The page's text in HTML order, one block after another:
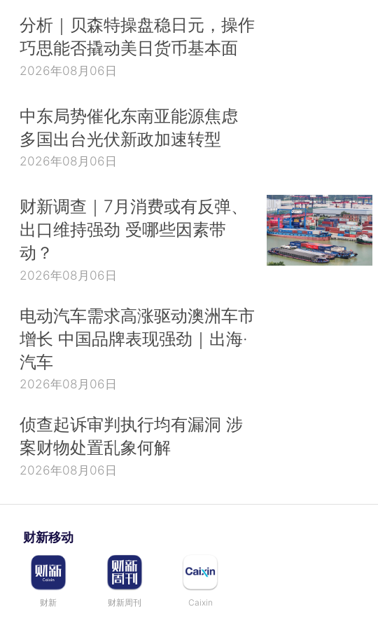
分析｜贝森特操盘稳日元，操作
巧思能否撬动美日货币基本面
2026年08月06日
中东局势催化东南亚能源焦虑
多国出台光伏新政加速转型
2026年08月06日
财新调查｜7月消费或有反弹、
出口维持强劲 受哪些因素带
动？
2026年08月06日
电动汽车需求高涨驱动澳洲车市
增长 中国品牌表现强劲｜出海·
汽车
2026年08月06日
侦查起诉审判执行均有漏洞 涉
案财物处置乱象何解
2026年08月06日
财新移动
财新 财新周刊 Caixin